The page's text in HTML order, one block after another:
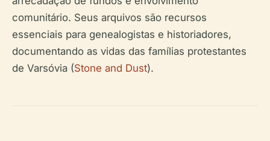
comunitário. Seus arquivos são recursos
essenciais para genealogistas e historiadores,
documentando as vidas das famílias protestantes
de Varsóvia (Stone and Dust).